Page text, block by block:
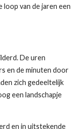
loop van de jaren een
De uren
en de minuten door
zich gedeeltelijk
een landschapje
en in uitstekende